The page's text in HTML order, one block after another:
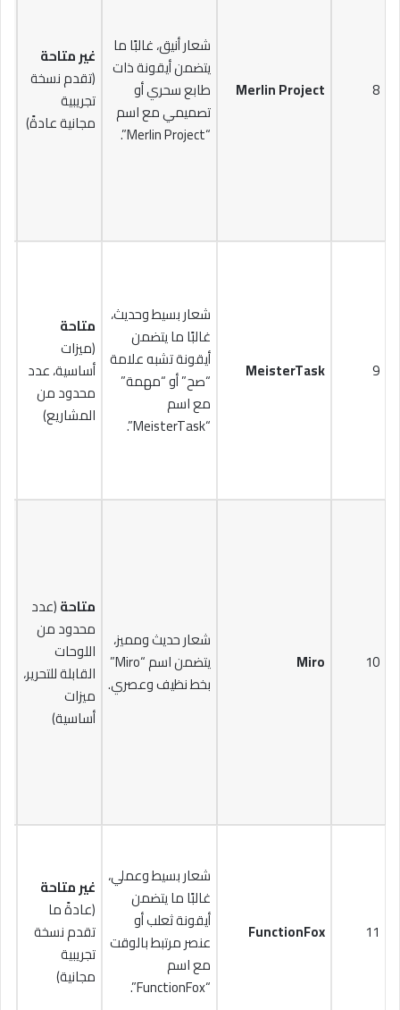
8
Merlin Project
شعار أنيق، غالبًا ما
يتضمن أيقونة ذات
طابع سحري أو
تصميمي مع اسم
“Merlin Project”.
غير متاحة
(تقدم نسخة
تجريبية
مجانية عادةً)
9
MeisterTask
شعار بسيط وحديث،
غالبًا ما يتضمن
أيقونة تشبه علامة
“صح” أو “مهمة”
مع اسم
“MeisterTask”.
متاحة
(ميزات
أساسية، عدد
محدود من
المشاريع)
10
Miro
شعار حديث ومميز،
يتضمن اسم “Miro”
بخط نظيف وعصري.
متاحة(عدد
محدود من
اللوحات
القابلة للتحرير،
ميزات
أساسية)
11
FunctionFox
شعار بسيط وعملي،
غالبًا ما يتضمن
أيقونة ثعلب أو
عنصر مرتبط بالوقت
مع اسم
“FunctionFox”.
غير متاحة
(عادةً ما
تقدم نسخة
تجريبية
مجانية)